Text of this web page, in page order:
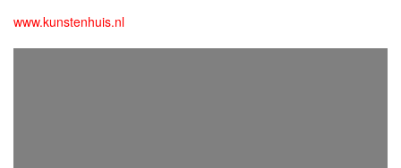
www.kunstenhuis.nl